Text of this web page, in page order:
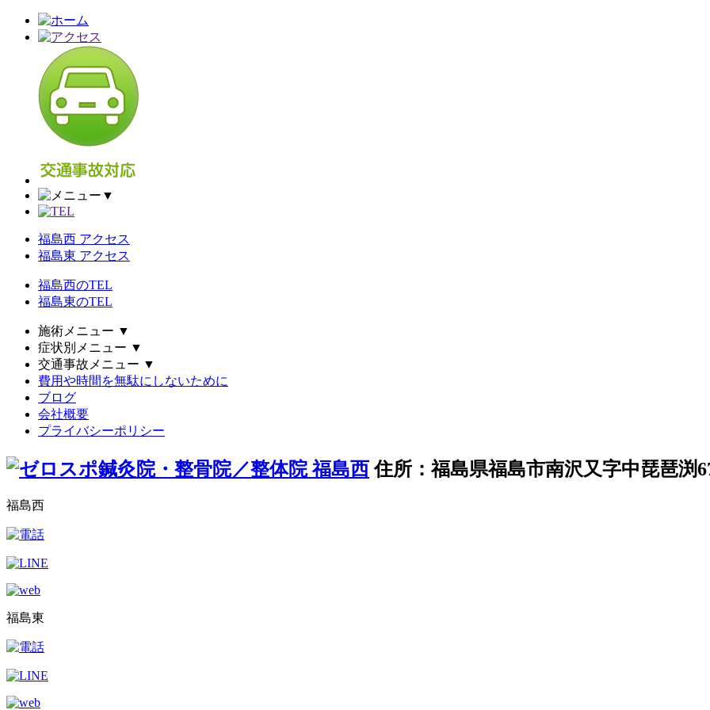
▼
福島西 アクセス
福島東 アクセス
福島西のTEL
福島東のTEL
施術メニュー ▼
症状別メニュー ▼
交通事故メニュー ▼
費用や時間を無駄にしないために
ブログ
会社概要
プライバシーポリシー
住所：福島県福島市南沢又字中琵琶渕
福島西
福島東